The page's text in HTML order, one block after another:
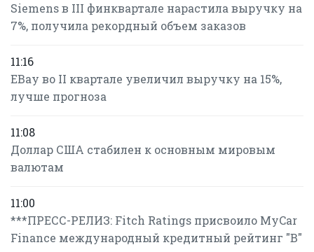
Siemens в III финквартале нарастила выручку на
7%, получила рекордный объем заказов
11:16
EBay во II квартале увеличил выручку на 15%,
лучше прогноза
11:08
Доллар США стабилен к основным мировым
валютам
11:00
***ПРЕСС-РЕЛИЗ: Fitch Ratings присвоило MyCar
Finance международный кредитный рейтинг "B"